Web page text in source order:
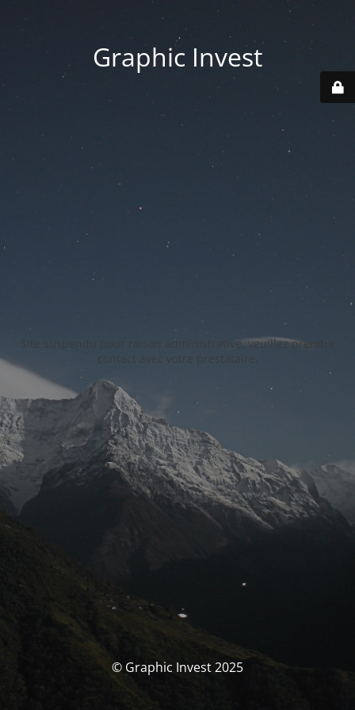
Graphic Invest
Site suspendu pour raison administrative, veuillez prendre
contact avec votre prestataire.
© Graphic Invest 2025